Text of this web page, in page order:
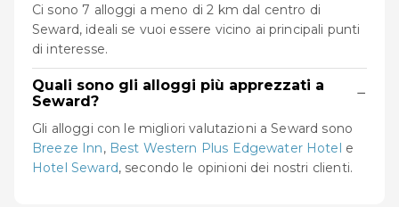
Ci sono 7 alloggi a meno di 2 km dal centro di
Seward, ideali se vuoi essere vicino ai principali punti
di interesse.
Quali sono gli alloggi più apprezzati a
Seward?
−
Gli alloggi con le migliori valutazioni a Seward sono
Breeze Inn, Best Western Plus Edgewater Hotel e
Hotel Seward, secondo le opinioni dei nostri clienti.